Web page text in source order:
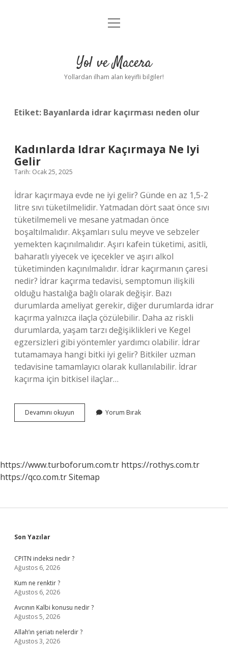
Anasayfa
Yasal Uyarı
menüyü
Yol ve Macera
Yollardan ilham alan keyifli bilgiler!
Etiket: Bayanlarda idrar kaçırması neden olur
Kadınlarda Idrar Kaçırmaya Ne Iyi
Gelir
Tarih: Ocak 25, 2025
İdrar kaçırmaya evde ne iyi gelir? Günde en az 1,5-2
litre sıvı tüketilmelidir. Yatmadan dört saat önce sıvı
tüketilmemeli ve mesane yatmadan önce
boşaltılmalıdır. Akşamları sulu meyve ve sebzeler
yemekten kaçınılmalıdır. Aşırı kafein tüketimi, asitli,
baharatlı yiyecek ve içecekler ve aşırı alkol
tüketiminden kaçınılmalıdır. İdrar kaçırmanın çaresi
nedir? İdrar kaçırma tedavisi, semptomun ilişkili
olduğu hastalığa bağlı olarak değişir. Bazı
durumlarda ameliyat gerekir, diğer durumlarda idrar
kaçırma yalnızca ilaçla çözülebilir. Daha az riskli
durumlarda, yaşam tarzı değişiklikleri ve Kegel
egzersizleri gibi yöntemler yardımcı olabilir. İdrar
tutamamaya hangi bitki iyi gelir? Bitkiler uzman
tedavisine tamamlayıcı olarak kullanılabilir. İdrar
kaçırma için bitkisel ilaçlar…
Devamını okuyun Kadınlarda
Idrar
Yorum Bırak
https://www.turboforum.com.tr https://rothys.com.tr
https://qco.com.trSitemap
Sidebar
Son Yazılar
CPITN indeksi nedir ?
Ağustos 6, 2026
Kum ne renktir ?
Ağustos 6, 2026
Avcının Kalbi konusu nedir ?
Ağustos 5, 2026
Allah’ın şeriatı nelerdir ?
Ağustos 3, 2026